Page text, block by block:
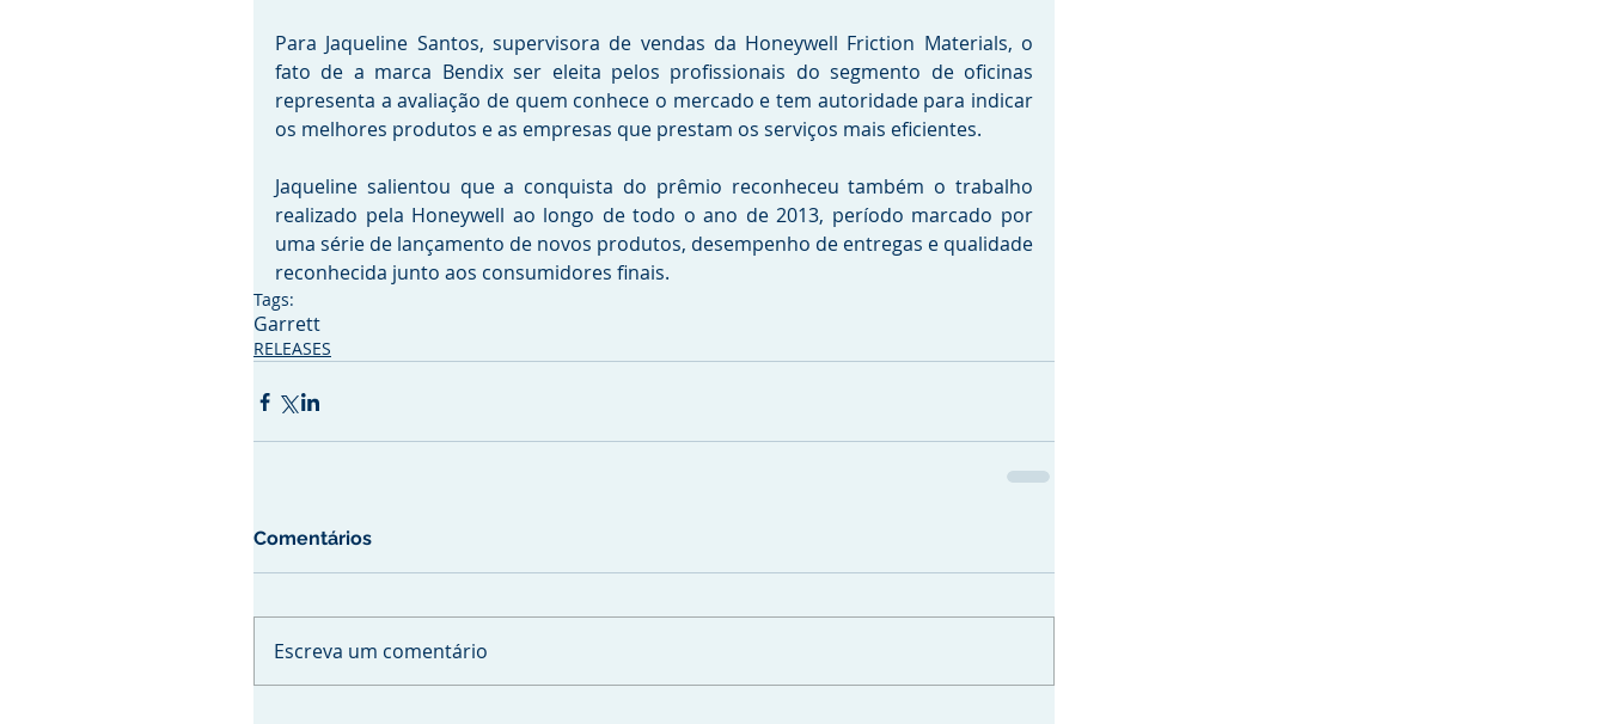
Para Jaqueline Santos, supervisora de vendas da Honeywell Friction Materials, o
fato de a marca Bendix ser eleita pelos profissionais do segmento de oficinas
representa a avaliação de quem conhece o mercado e tem autoridade para indicar
os melhores produtos e as empresas que prestam os serviços mais eficientes.
Jaqueline salientou que a conquista do prêmio reconheceu também o trabalho
realizado pela Honeywell ao longo de todo o ano de 2013, período marcado por
uma série de lançamento de novos produtos, desempenho de entregas e qualidade
reconhecida junto aos consumidores finais.
Tags:
Garrett
RELEASES
Comentários
Escreva um comentário